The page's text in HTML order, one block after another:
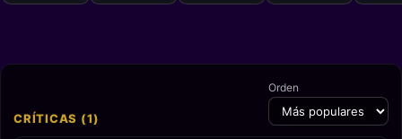
CRÍTICAS (1)
Orden